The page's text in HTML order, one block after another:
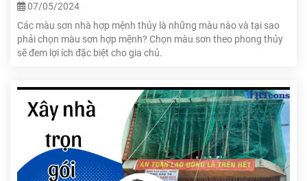
07/05/2024
Các màu sơn nhà hợp mệnh thủy là những màu nào và tại sao
phải chọn màu sơn hợp mệnh? Chọn màu sơn theo phong thủy
sẽ đem lợi ích đặc biệt cho gia chủ.